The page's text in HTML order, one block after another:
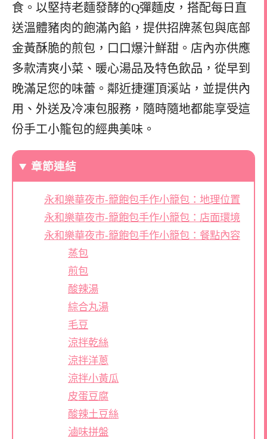
食。以堅持老麵發酵的Q彈麵皮，搭配每日直
送溫體豬肉的飽滿內餡，提供招牌蒸包與底部
金黃酥脆的煎包，口口爆汁鮮甜。店內亦供應
多款清爽小菜、暖心湯品及特色飲品，從早到
晚滿足您的味蕾。鄰近捷運頂溪站，並提供內
用、外送及冷凍包服務，隨時隨地都能享受這
份手工小籠包的經典美味。
章節連結
永和樂華夜市-籠飽包手作小籠包：地理位置
永和樂華夜市-籠飽包手作小籠包：店面環境
永和樂華夜市-籠飽包手作小籠包：餐點內容
蒸包
煎包
酸辣湯
綜合丸湯
毛豆
涼拌乾絲
涼拌洋蔥
涼拌小黃瓜
皮蛋豆腐
酸辣土豆絲
滷味拼盤